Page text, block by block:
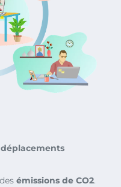
déplacements
émissions de CO2.